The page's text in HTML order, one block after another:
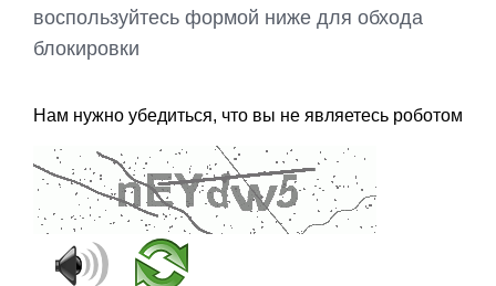
воспользуйтесь формой ниже для обхода
блокировки
Нам нужно убедиться, что вы не являетесь роботом